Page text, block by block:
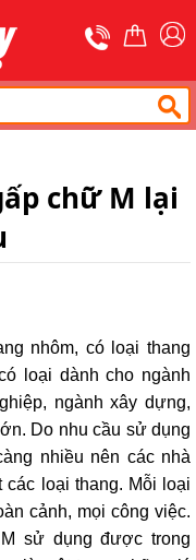
chữ M lại
nhôm, có loại thang
loại dành cho ngành
ngành xây dựng,
Do nhu cầu sử dụng
nhiều nên các nhà
loại thang. Mỗi loại
cảnh, mọi công việc.
sử dụng được trong